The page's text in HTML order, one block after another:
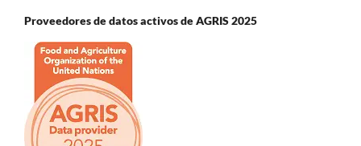
Proveedores de datos activos de AGRIS 2025